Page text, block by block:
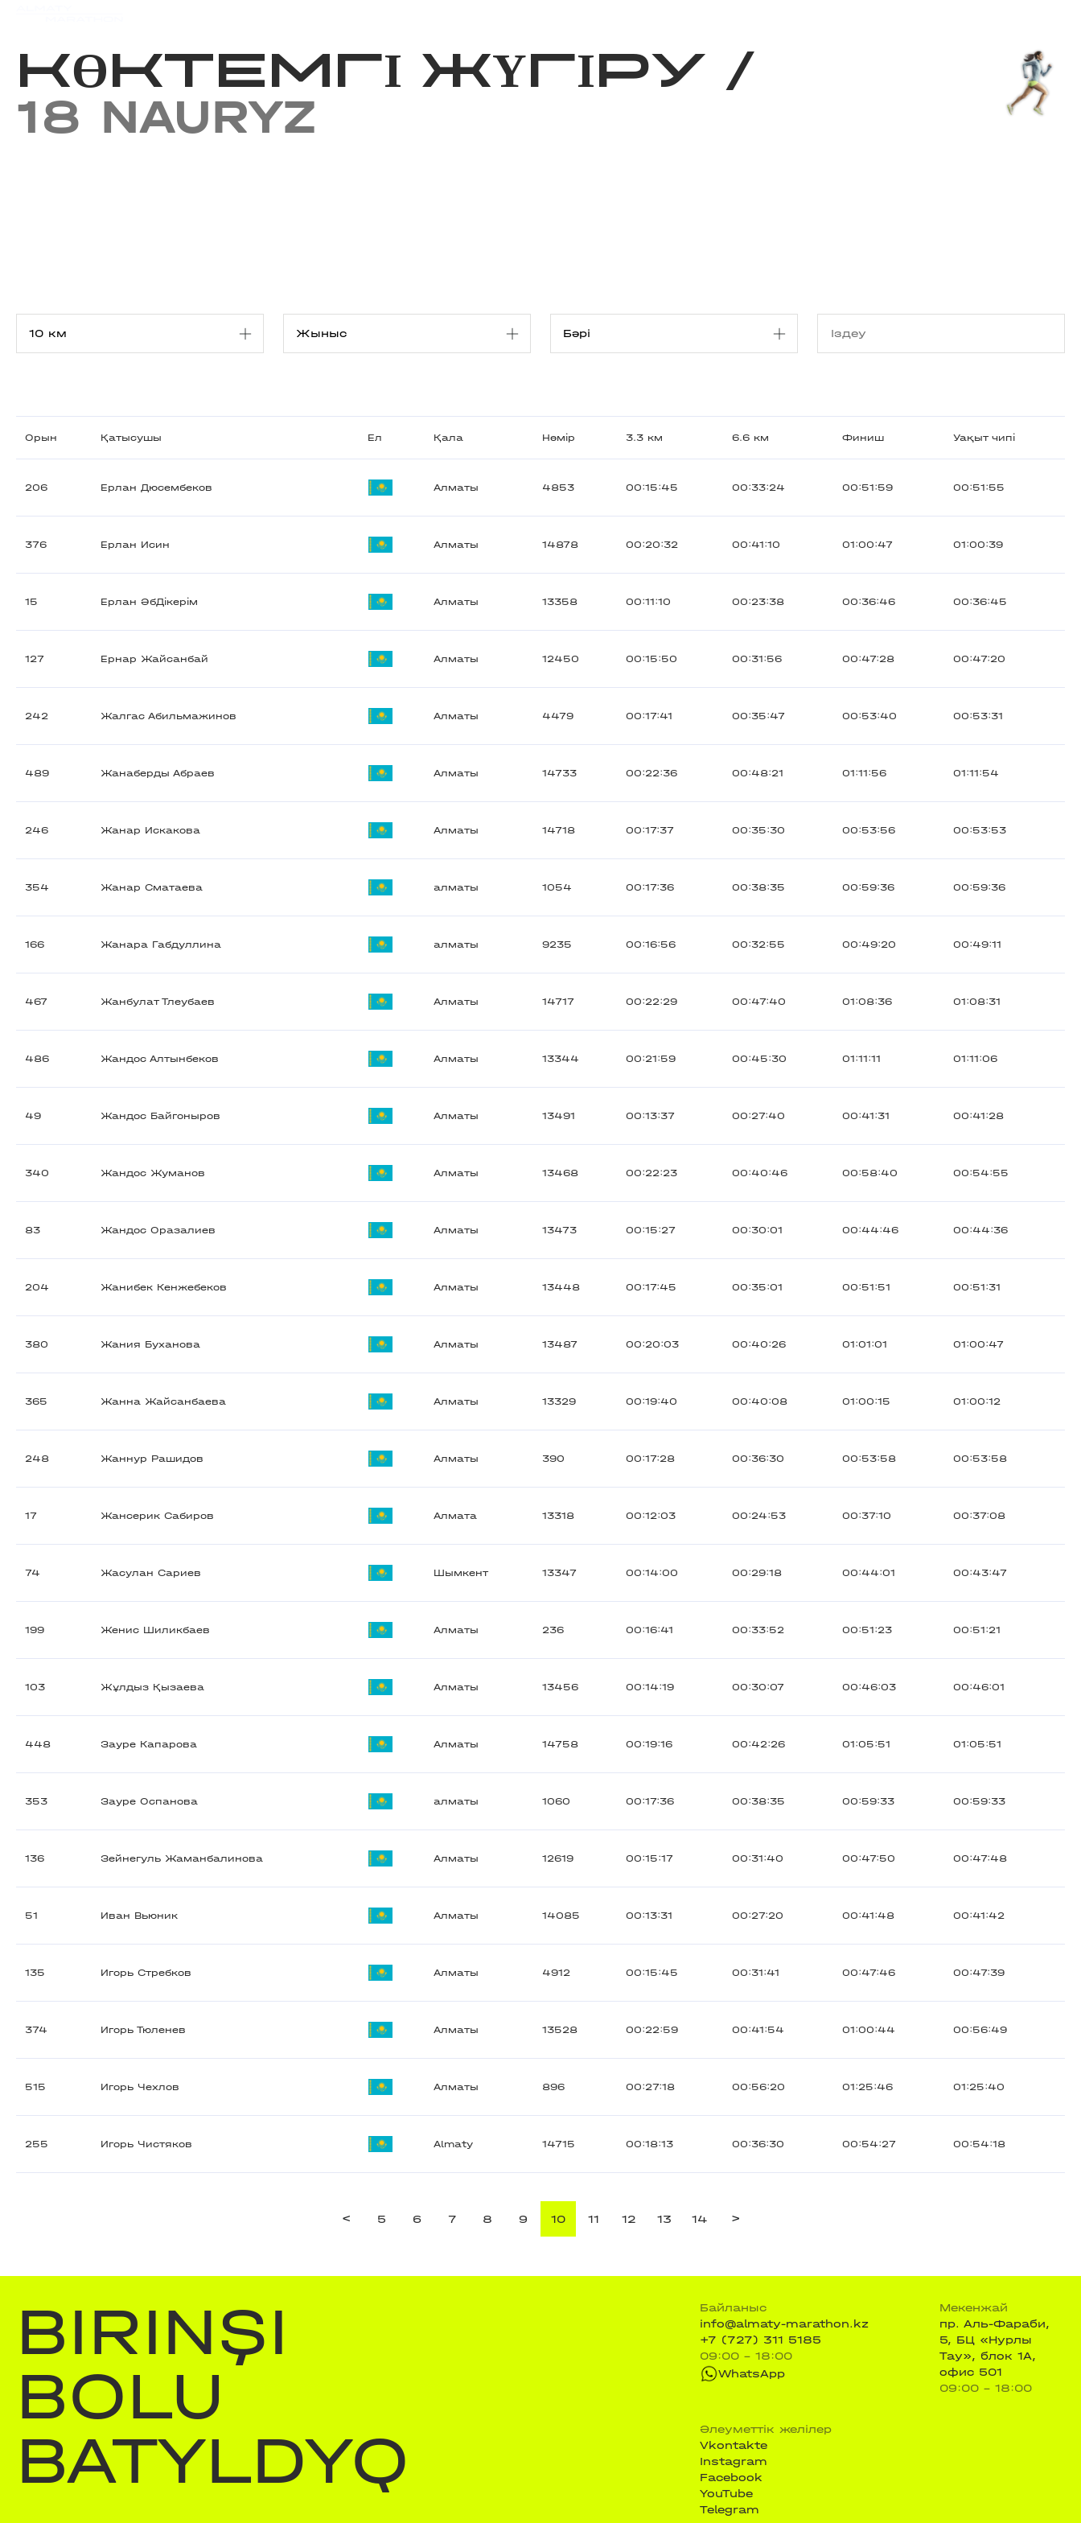
КӨКТЕМГІ ЖҮГІРУ /
18 NAURYZ
Орын Қатысушы Ел Қала Нөмір 3.3 км 6.6 км Финиш Уақыт чипі
206 Ерлан Дюсембеков Алматы 4853 00:15:45 00:33:24 00:51:59 00:51:55
376 Ерлан Исин Алматы 14878 00:20:32 00:41:10 01:00:47 01:00:39
15 Ерлан ӘбДікерім Алматы 13358 00:11:10 00:23:38 00:36:46 00:36:45
127 Ернар Жайсанбай Алматы 12450 00:15:50 00:31:56 00:47:28 00:47:20
242 Жалгас Абильмажинов Алматы 4479 00:17:41 00:35:47 00:53:40 00:53:31
489 Жанаберды Абраев Алматы 14733 00:22:36 00:48:21 01:11:56 01:11:54
246 Жанар Искакова Алматы 14718 00:17:37 00:35:30 00:53:56 00:53:53
354 Жанар Сматаева алматы 1054 00:17:36 00:38:35 00:59:36 00:59:36
166 Жанара Габдуллина алматы 9235 00:16:56 00:32:55 00:49:20 00:49:11
467 Жанбулат Тлеубаев Алматы 14717 00:22:29 00:47:40 01:08:36 01:08:31
486 Жандос Алтынбеков Алматы 13344 00:21:59 00:45:30 01:11:11 01:11:06
49 Жандос Байгоныров Алматы 13491 00:13:37 00:27:40 00:41:31 00:41:28
340 Жандос Жуманов Алматы 13468 00:22:23 00:40:46 00:58:40 00:54:55
83 Жандос Оразалиев Алматы 13473 00:15:27 00:30:01 00:44:46 00:44:36
204 Жанибек Кенжебеков Алматы 13448 00:17:45 00:35:01 00:51:51 00:51:31
380 Жания Буханова Алматы 13487 00:20:03 00:40:26 01:01:01 01:00:47
365 Жанна Жайсанбаева Алматы 13329 00:19:40 00:40:08 01:00:15 01:00:12
248 Жаннур Рашидов Алматы 390 00:17:28 00:36:30 00:53:58 00:53:58
17 Жансерик Сабиров Алмата 13318 00:12:03 00:24:53 00:37:10 00:37:08
74 Жасулан Сариев Шымкент 13347 00:14:00 00:29:18 00:44:01 00:43:47
199 Женис Шиликбаев Алматы 236 00:16:41 00:33:52 00:51:23 00:51:21
103 Жұлдыз Қызаева Алматы 13456 00:14:19 00:30:07 00:46:03 00:46:01
448 Зауре Капарова Алматы 14758 00:19:16 00:42:26 01:05:51 01:05:51
353 Зауре Оспанова алматы 1060 00:17:36 00:38:35 00:59:33 00:59:33
136 Зейнегуль Жаманбалинова Алматы 12619 00:15:17 00:31:40 00:47:50 00:47:48
51 Иван Вьюник Алматы 14085 00:13:31 00:27:20 00:41:48 00:41:42
135 Игорь Стребков Алматы 4912 00:15:45 00:31:41 00:47:46 00:47:39
374 Игорь Тюленев Алматы 13528 00:22:59 00:41:54 01:00:44 00:56:49
515 Игорь Чехлов Алматы 896 00:27:18 00:56:20 01:25:46 01:25:40
255 Игорь Чистяков Almaty 14715 00:18:13 00:36:30 00:54:27 00:54:18
< 5 6 7 8 9 10 11 12 13 14 >
BIRINŞI
BOLU
BATYLDYQ
Байланыс
info@almaty-marathon.kz
+7 (727) 311 5185
09:00 - 18:00
WhatsApp
Мекенжай
пр. Аль-Фараби,
5, БЦ «Нурлы
Тау», блок 1А,
офис 501
09:00 - 18:00
Әлеуметтік желілер
Vkontakte
Instagram
Facebook
YouTube
Telegram